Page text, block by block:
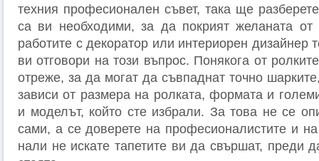
техния професионален съвет, така ще
са ви необходими, за да покрият желаната от
работите с декоратор или интериорен дизайнер
ви отговори на този въпрос. Понякога от
отреже, за да могат да съвпаднат точно
зависи от размера на ролката, формата и
и моделът, който сте избрали. За това не се
сами, а се доверете на професионалистите и
нали не искате тапетите ви да свършат, преди